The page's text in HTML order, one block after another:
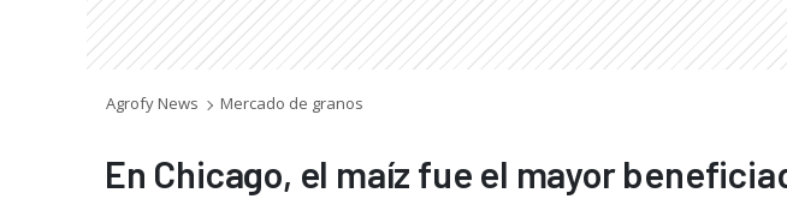
Agrofy News Mercado de granos
En Chicago, el maíz fue el mayor